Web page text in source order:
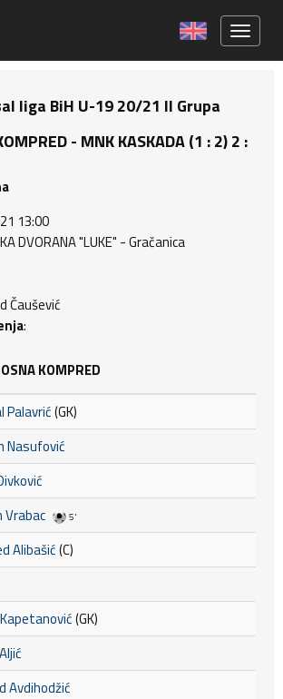
liga BiH U-19 20/21 II Grupa
- MNK KASKADA (1 : 2) 2 :
13:00
DVORANA "LUKE" - Gračanica
Čaušević
:
KOMPRED
Palavrić(GK)
Nasufović
Vrabac 5'
Alibašić(C)
(GK)
Avdihodžić